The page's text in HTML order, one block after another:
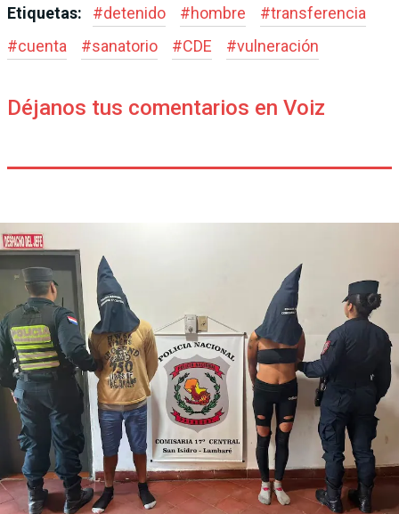
Etiquetas: #detenido #hombre #transferencia
#cuenta #sanatorio #CDE #vulneración
Déjanos tus comentarios en Voiz